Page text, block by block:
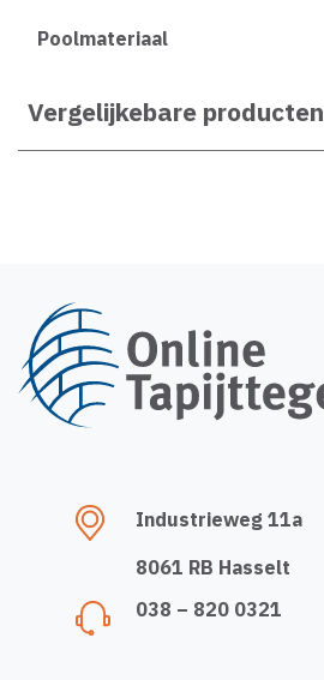
Poolmateriaal
Vergelijkebare producten
Industrieweg 11a
8061 RB Hasselt
038 – 820 0321